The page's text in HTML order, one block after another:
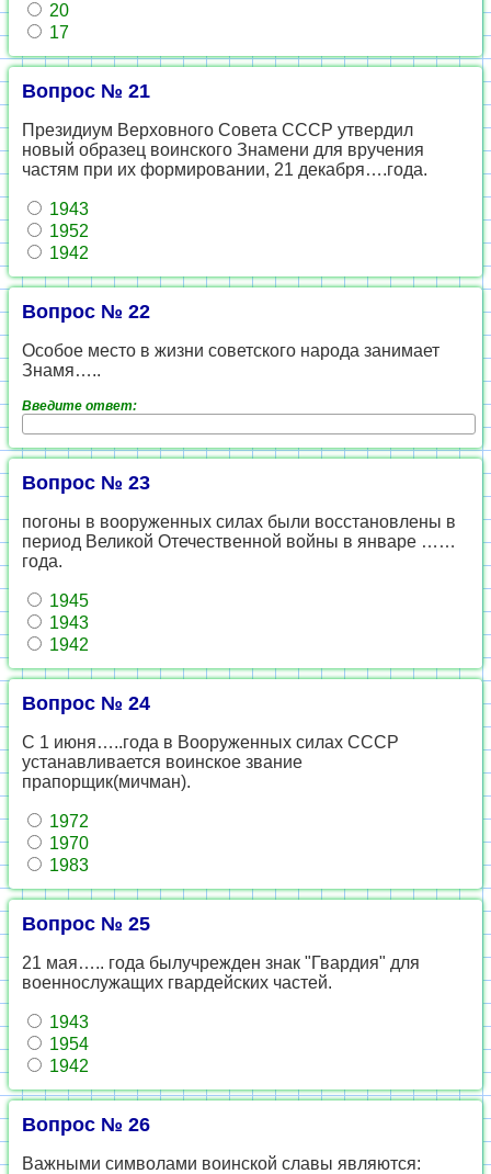
20
17
Вопрос № 21
Президиум Верховного Совета СССР утвердил
новый образец воинского Знамени для вручения
частям при их формировании, 21 декабря….года.
1943
1952
1942
Вопрос № 22
Особое место в жизни советского народа занимает
Знамя…..
Введите ответ:
Вопрос № 23
погоны в вооруженных силах были восстановлены в
период Великой Отечественной войны в январе ……
года.
1945
1943
1942
Вопрос № 24
С 1 июня…..года в Вооруженных силах СССР
устанавливается воинское звание
прапорщик(мичман).
1972
1970
1983
Вопрос № 25
21 мая….. года былучрежден знак "Гвардия" для
военнослужащих гвардейских частей.
1943
1954
1942
Вопрос № 26
Важными символами воинской славы являются: